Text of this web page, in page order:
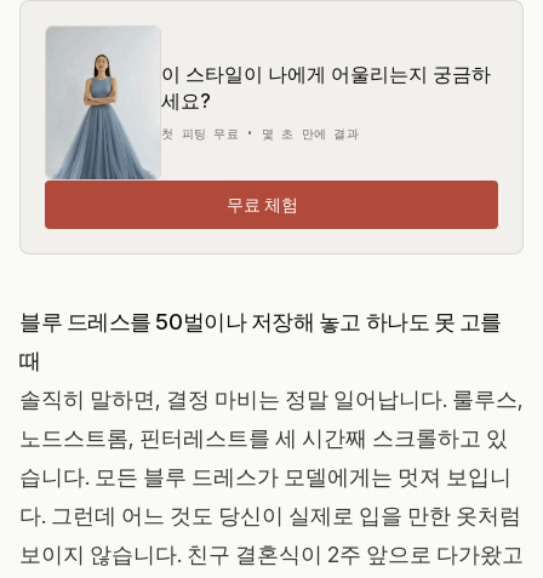
이 스타일이 나에게 어울리는지 궁금하
세요?
첫 피팅 무료 • 몇 초 만에 결과
무료 체험
블루 드레스를 50벌이나 저장해 놓고 하나도 못 고를
때
솔직히 말하면, 결정 마비는 정말 일어납니다. 룰루스,
노드스트롬, 핀터레스트를 세 시간째 스크롤하고 있
습니다. 모든 블루 드레스가 모델에게는 멋져 보입니
다. 그런데 어느 것도 당신이 실제로 입을 만한 옷처럼
보이지 않습니다. 친구 결혼식이 2주 앞으로 다가왔고